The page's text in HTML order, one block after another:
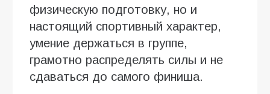
физическую подготовку, но и
настоящий спортивный характер,
умение держаться в группе,
грамотно распределять силы и не
сдаваться до самого финиша.